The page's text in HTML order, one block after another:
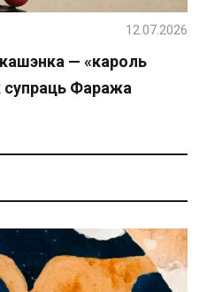
— «кароль
супраць Фаража
12.07.2026